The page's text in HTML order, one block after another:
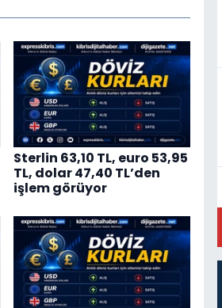
Sterlin 63,10 TL, euro 53,95
TL, dolar 47,40 TL’den
işlem görüyor